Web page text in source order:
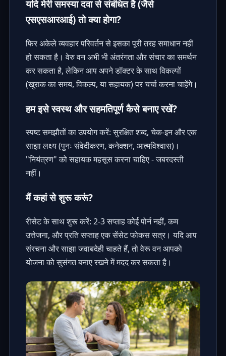
यदि मेरी समस्या दवा से संबंधित है (जैसे
एसएसआरआई) तो क्या होगा?
फिर अकेले व्यवहार परिवर्तन से इसका पूरी तरह समाधान नहीं
हो सकता है। वेरु वन अभी भी अंतरंगता और संचार का समर्थन
कर सकता है, लेकिन आप अपने डॉक्टर के साथ विकल्पों
(खुराक का समय, विकल्प, या सहायक) पर चर्चा करना चाहेंगे।
हम इसे स्वस्थ और सहमतिपूर्ण कैसे बनाए रखें?
स्पष्ट समझौतों का उपयोग करें: सुरक्षित शब्द, चेक-इन और एक
साझा लक्ष्य (पुनः संवेदीकरण, कनेक्शन, आत्मविश्वास)।
"नियंत्रण" को सहायक महसूस करना चाहिए - जबरदस्ती
नहीं।
मैं कहां से शुरू करूं?
रीसेट के साथ शुरू करें: 2-3 सप्ताह कोई पोर्न नहीं, कम
उत्तेजना, और प्रति सप्ताह एक सेंसेट फोकस सत्र। यदि आप
संरचना और साझा जवाबदेही चाहते हैं, तो वेरू वन आपको
योजना को सुसंगत बनाए रखने में मदद कर सकता है।